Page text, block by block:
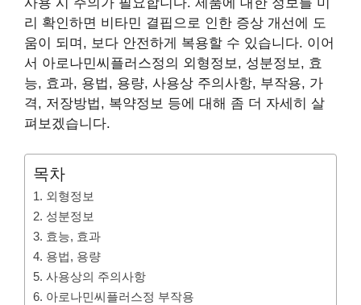
리 확인하면 비타민 결핍으로 인한 증상 개선에 도
움이 되며, 보다 안전하게 복용할 수 있습니다. 이어
서 아로나민씨플러스정의 외형정보, 성분정보, 효
능, 효과, 용법, 용량, 사용상 주의사항, 부작용, 가
격, 저장방법, 복약정보 등에 대해 좀 더 자세히 살
펴보겠습니다.
목차
1. 외형정보
2. 성분정보
3. 효능, 효과
4. 용법, 용량
5. 사용상의 주의사항
6. 아로나민씨플러스정 부작용